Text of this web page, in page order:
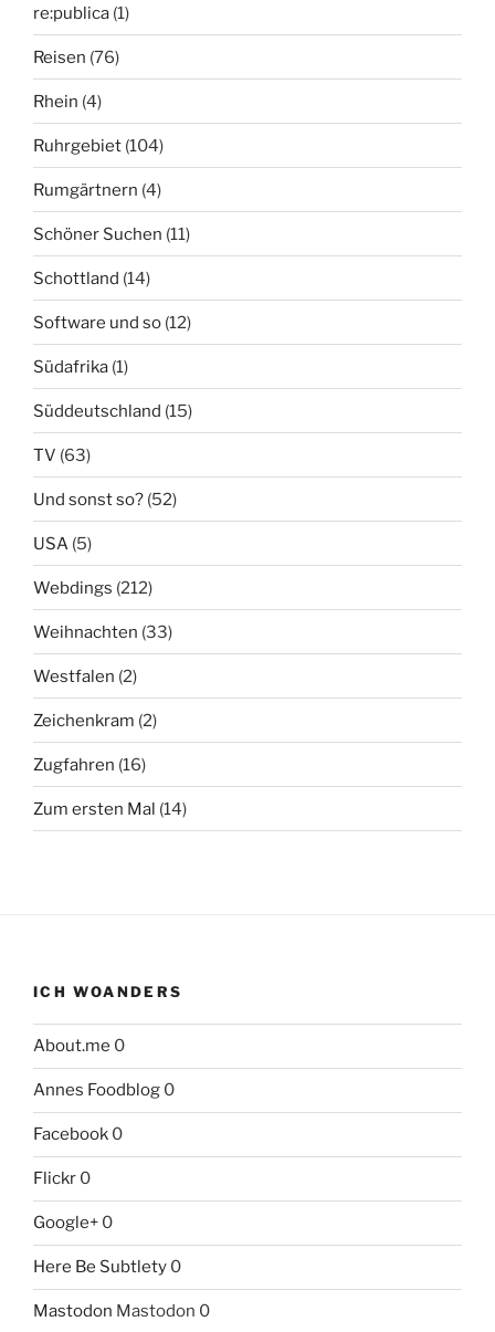
re:publica (1)
Reisen (76)
Rhein (4)
Ruhrgebiet (104)
Rumgärtnern (4)
Schöner Suchen (11)
Schottland (14)
Software und so (12)
Südafrika (1)
Süddeutschland (15)
TV (63)
Und sonst so? (52)
USA (5)
Webdings (212)
Weihnachten (33)
Westfalen (2)
Zeichenkram (2)
Zugfahren (16)
Zum ersten Mal (14)
ICH WOANDERS
About.me 0
Annes Foodblog 0
Facebook 0
Flickr 0
Google+ 0
Here Be Subtlety 0
Mastodon Mastodon 0